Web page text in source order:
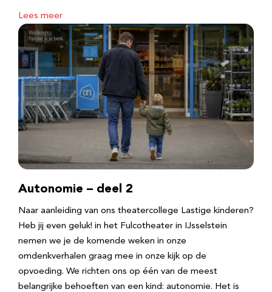
Lees meer
Autonomie – deel 2
Naar aanleiding van ons theatercollege Lastige kinderen?
Heb jij even geluk! in het Fulcotheater in IJsselstein
nemen we je de komende weken in onze
omdenkverhalen graag mee in onze kijk op de
opvoeding. We richten ons op één van de meest
belangrijke behoeften van een kind: autonomie. Het is